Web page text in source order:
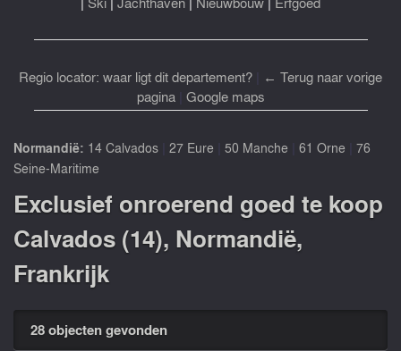
Regio locator: waar ligt dit departement?
← Terug naar vorige
pagina| Google maps
Normandië: 14 Calvados 27 Eure 50 Manche 61 Orne
76
Seine-Maritime
Exclusief onroerend goed te koop
Calvados (14), Normandië,
Frankrijk
28 objecten gevonden